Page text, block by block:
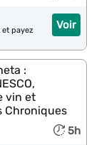
Voir
et payez
:
vin et
Chroniques
5h